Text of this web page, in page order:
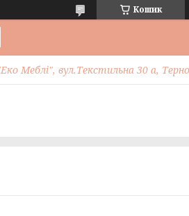
Кошик
Меблі", вул.Текстильна 30 а,